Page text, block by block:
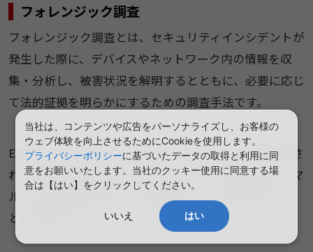
フォレンジック調査
フォレンジック調査とは、セキュリティインシデントが
発生した際に、デバイスやネットワーク内の情報を収
集・分析し、被害状況を解明するとともに、必要に応じ
て法的証拠を明らかにするための調査手法です。
EDRでは、インシデントが発生した際に、収集・蓄積さ
れたログを活用することで、「マルウェアの種類」「マ
ルウェアの侵入経路」「影響範囲」などを特定するこ
とが可能です。
当社は、コンテンツや広告をパーソナライズし、お客様の
ウェブ体験を向上させるためにCookieを使用します。
プライバシーポリシーに基づいたデータの取得と利用に同
意をお願いいたします。当社のクッキー使用に同意する場
合は【はい】をクリックしてください。
いいえ はい